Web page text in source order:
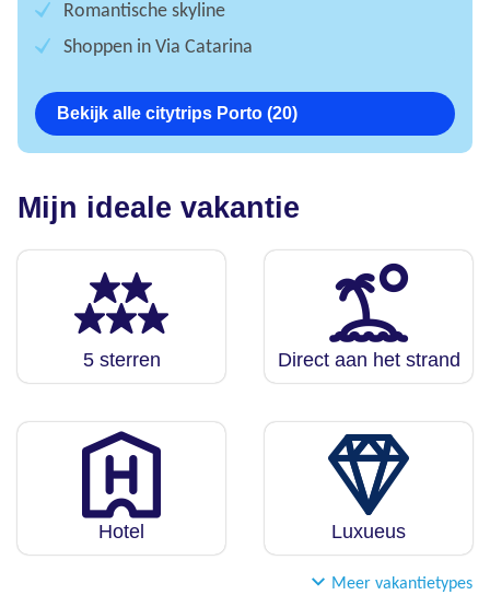
Romantische skyline
Shoppen in Via Catarina
Bekijk alle citytrips Porto (20)
Mijn ideale vakantie
5 sterren Direct aan het strand
Hotel Luxueus
Meer vakantietypes